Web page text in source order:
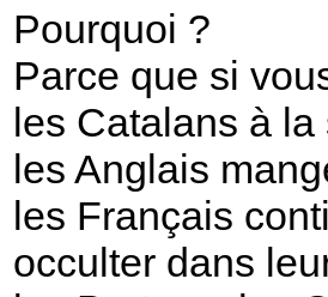
Pourquoi ?
Parce que si
les Catalans à
les Anglais
les Français
occulter dans